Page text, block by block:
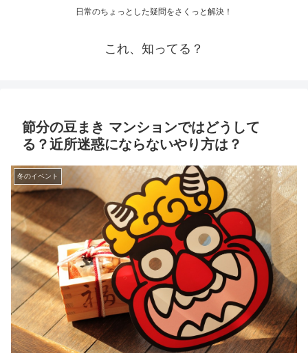
日常のちょっとした疑問をさくっと解決！
これ、知ってる？
節分の豆まき マンションではどうして
る？近所迷惑にならないやり方は？
冬のイベント